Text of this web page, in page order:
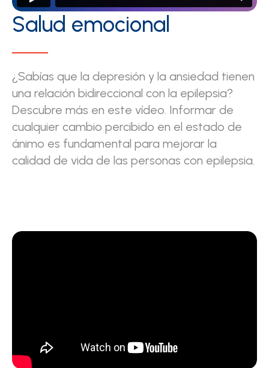
Salud emocional
¿Sabías que la depresión y la ansiedad tienen
una relación bidireccional con la epilepsia?
Descubre más en este vídeo. Informar de
cualquier cambio percibido en el estado de
ánimo es fundamental para mejorar la
calidad de vida de las personas con epilepsia.